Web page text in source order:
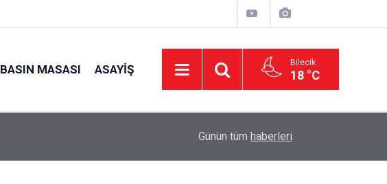
BASIN MASASI ASAYIŞ Bilecik
18 °C
İl Genel Meclisi’nden okullara 1.8 milyon TL
Günün tüm haberleri